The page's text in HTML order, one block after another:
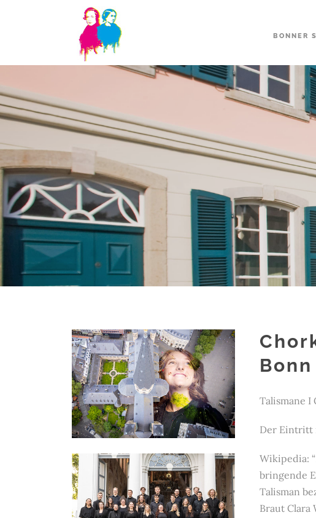
BONNER
Bonn
Talismane I
Der Eintritt
Wikipedia:
bringende
Talisman
Braut Clara